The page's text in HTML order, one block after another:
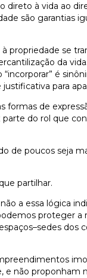
direto à vida ao
são garantias
propriedade se
da
é
para
formas de
do rol que
de poucos seja
partilhar.
a essa lógica
proteger a
dos
e não proponham